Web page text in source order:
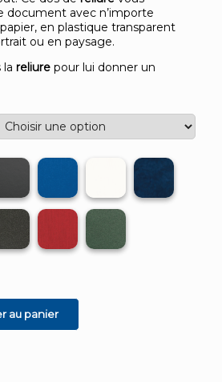
document avec n’importe
en plastique transparent
ou en paysage.
lareliure pour lui donner un
au panier